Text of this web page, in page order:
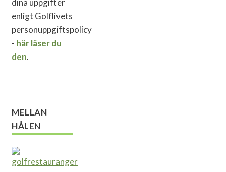
dina uppgifter
enligt Golflivets
personuppgiftspolicy
- här läser du
den.
MELLAN
HÅLEN